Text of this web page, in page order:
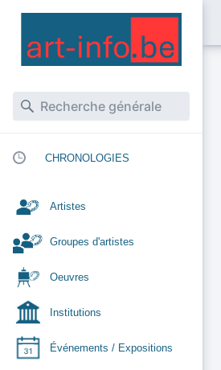
CHRONOLOGIES
Artistes
Groupes d'artistes
Oeuvres
Institutions
Événements / Expositions